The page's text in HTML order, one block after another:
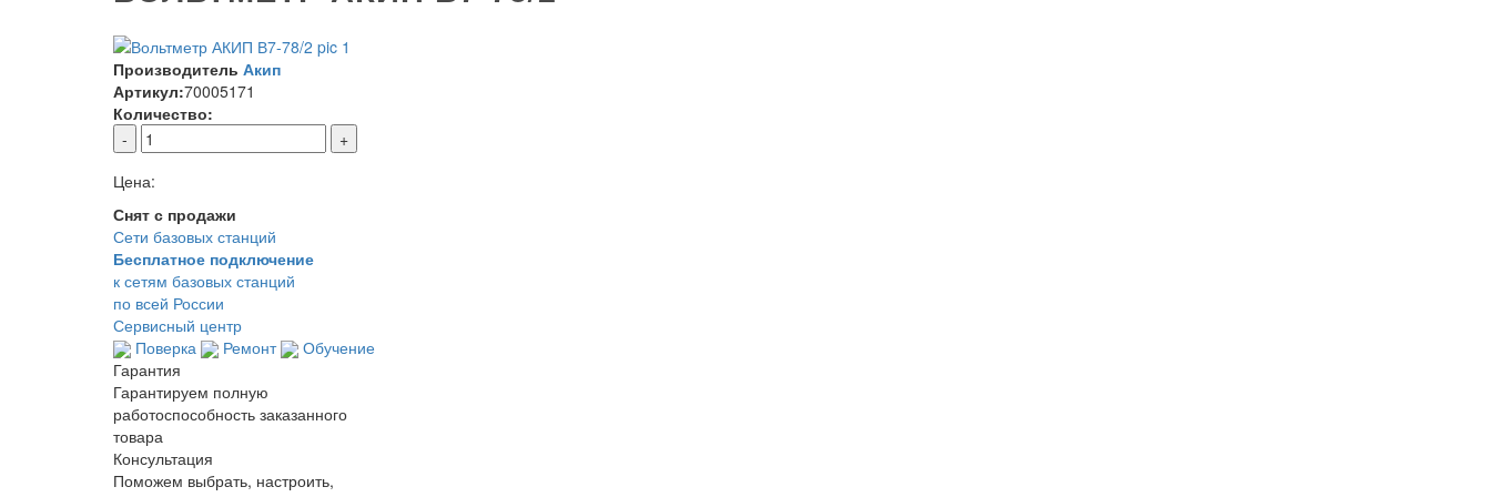
Производитель Акип
Артикул:70005171
Количество:
-
+
Цена:
Снят с продажи
Сети базовых станций
Бесплатное подключение
к сетям базовых станций
по всей России
Сервисный центр
Поверка
Ремонт
Обучение
Гарантия
Гарантируем полную
работоспособность заказанного
товара
Консультация
Поможем выбрать, настроить,